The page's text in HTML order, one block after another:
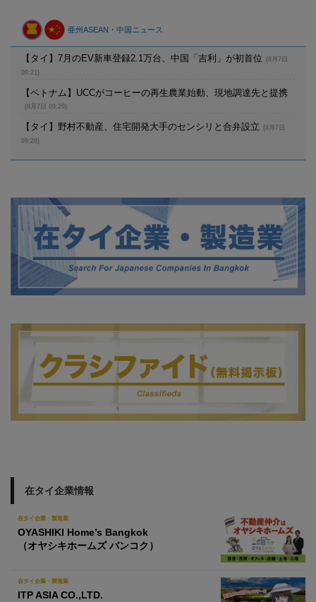
亜州ASEAN・中国ニュース
【タイ】7月のEV新車登録2.1万台、中国「吉利」が初首位
(8月7日
09:21)
【ベトナム】UCCがコーヒーの再生農業始動、現地調達先と提携
(8月7日 09:20)
【タイ】野村不動産、住宅開発大手のセンシリと合弁設立
(8月7日
09:20)
在タイ企業情報
在タイ企業・製造業
OYASHIKI Home’s Bangkok
（オヤシキホームズ バンコク）
在タイ企業・製造業
ITP ASIA CO.,LTD.